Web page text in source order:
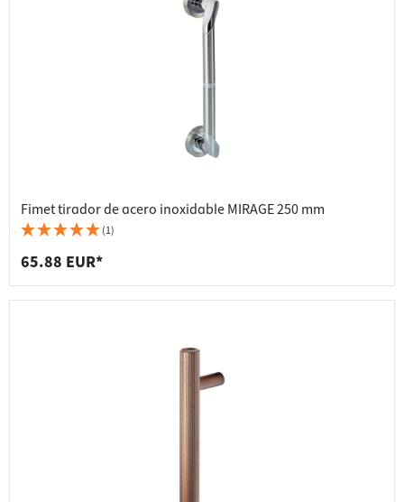
Fimet tirador de acero inoxidable MIRAGE 250 mm
(1)
65.88 EUR*